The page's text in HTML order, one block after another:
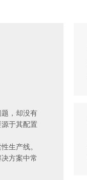
，却没有
于其配置
生产线。
方案中常